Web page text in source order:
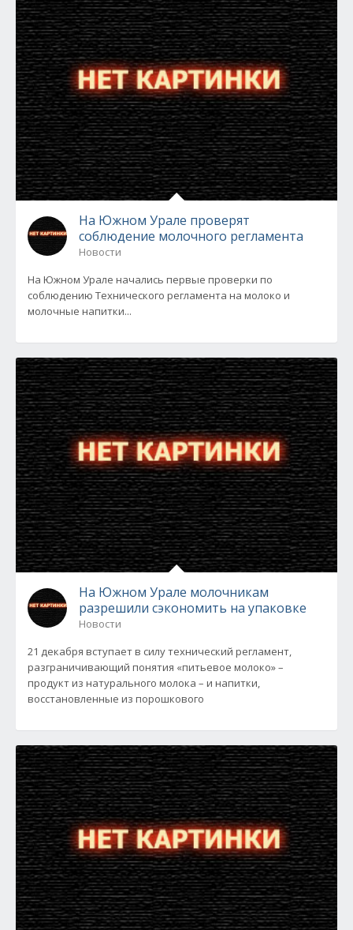
На Южном Урале проверят
соблюдение молочного регламента
Новости
На Южном Урале начались первые проверки по
соблюдению Технического регламента на молоко и
молочные напитки...
На Южном Урале молочникам
разрешили сэкономить на упаковке
Новости
21 декабря вступает в силу технический регламент,
разграничивающий понятия «питьевое молоко» –
продукт из натурального молока – и напитки,
восстановленные из порошкового